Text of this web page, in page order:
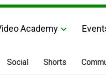
Academy
Social Shorts